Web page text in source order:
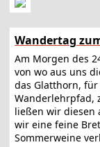
Wandertag
Am Morgen des
von wo aus uns
das Glatthorn,
Wanderlehrpfad,
ließen wir diesen
wir eine feine
Sommerweine